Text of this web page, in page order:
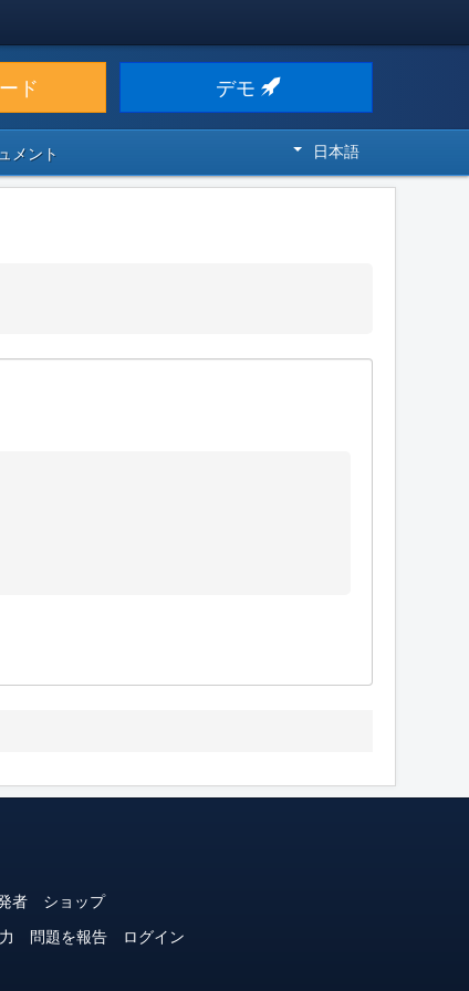
ド デモ
メント 日本語
者
ショップ
問題を報告
ログイン